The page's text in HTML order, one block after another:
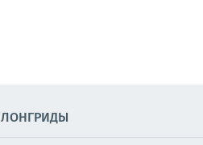
ЛОНГРИДЫ